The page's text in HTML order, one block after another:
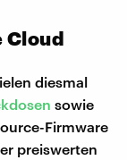
Cloud
diesmal
sowie
Firmware
preiswerten